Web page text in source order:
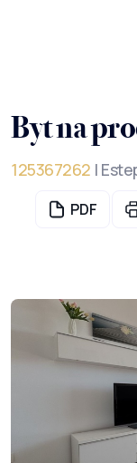
Byt na
125367262 |
PDF